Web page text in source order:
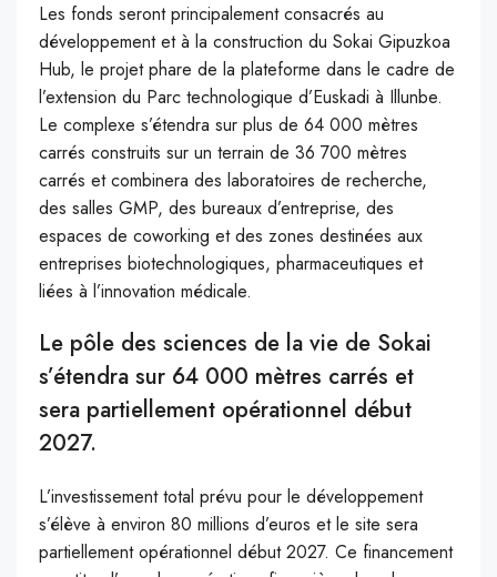
Les fonds seront principalement consacrés au
développement et à la construction du Sokai Gipuzkoa
Hub, le projet phare de la plateforme dans le cadre de
l’extension du Parc technologique d’Euskadi à Illunbe.
Le complexe s’étendra sur plus de 64 000 mètres
carrés construits sur un terrain de 36 700 mètres
carrés et combinera des laboratoires de recherche,
des salles GMP, des bureaux d’entreprise, des
espaces de coworking et des zones destinées aux
entreprises biotechnologiques, pharmaceutiques et
liées à l’innovation médicale.
Le pôle des sciences de la vie de Sokai
s’étendra sur 64 000 mètres carrés et
sera partiellement opérationnel début
2027.
L’investissement total prévu pour le développement
s’élève à environ 80 millions d’euros et le site sera
partiellement opérationnel début 2027. Ce financement